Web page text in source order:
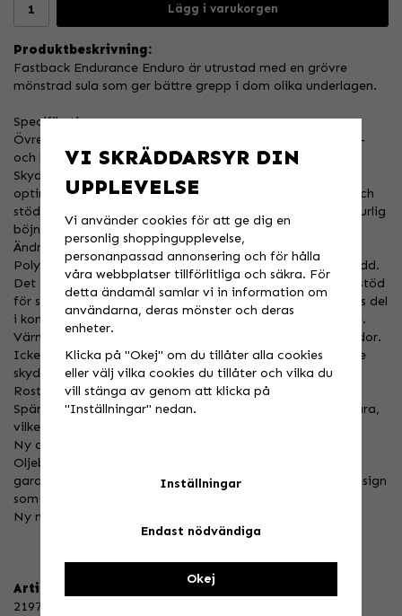
Lägg i varukorgen
Produktbeskrivning:
Fastback Endurance Enduro är utrustad med en grövre
mönstrad sula som ger bättre grepp i dom olika underlagen.
Specifikationer:
Övre del i vattenavstötande läder, med mikrofiber i fram-
och bakstyckena.
Skydd med frontplatta i PU, med konstant styvhet för
optimal stötdämpning; ett innovativt system för skydd och
stöd av fotleden "CUP PIVOT SYSTEM" möjliggör en naturlig
böjning av benet utan att kompromissa med flexibilitet.
Ändringar har gjorts i leden för att ge större flexibilitet.
Polyuretaninsats i spetsen av stöveln för att ge större skydd.
Det inre polyuretanskyddet är utformat för att ge större stöd
för språngbenet, sträcker sig framåt för att skydda fotens del
i kontakt med växelspaken och för att undvika hudslitage.
Värmeskydd av läder för att skydda vader från brännskador.
Icke-deformerbar polyuretan häl, för att säkerställa större
skydd.
Rostfri, icke-deformerbar stålspets,
Spännen av nya "LIGHT-ALLOY", justerbara och utbytbara,
vilket möjliggör en perfekt stängning av stöveln.
Ny andningsbar och antibakteriell innerfoder.
Oljebeständig sula, med en speciellt material för att
garantera motståndskraft mot nötning och slitage. En design
som garanterar utmärkt grepp.
Ny mellansula.
Artikelnummer:
2197-013-41
VI SKRÄDDARSYR DIN
UPPLEVELSE
Vi använder cookies för att ge dig en
personlig shoppingupplevelse,
personanpassad annonsering och för hålla
våra webbplatser tillförlitliga och säkra. För
detta ändamål samlar vi in information om
användarna, deras mönster och deras
enheter.
Klicka på "Okej" om du tillåter alla cookies
eller välj vilka cookies du tillåter och vilka du
vill stänga av genom att klicka på
"Inställningar" nedan.
Inställningar
Endast nödvändiga
Okej